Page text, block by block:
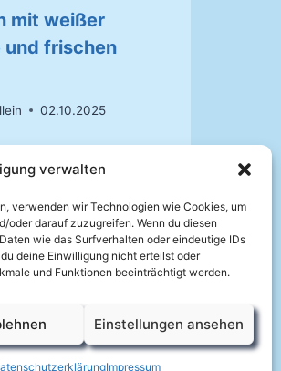
verwalten
verwenden wir Technologien wie Cookies, um
oder darauf zuzugreifen. Wenn du diesen
wie das Surfverhalten oder eindeutige IDs
deine Einwilligung nicht erteilst oder
und Funktionen beeinträchtigt werden.
Einstellungen ansehen
Impressum
mit weißer
und frischen
02.10.2025